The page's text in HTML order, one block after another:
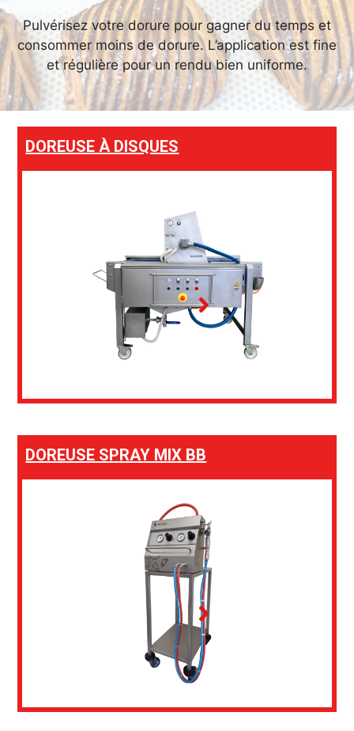
Pulvérisez votre dorure pour gagner du temps et
consommer moins de dorure. L’application est fine
et régulière pour un rendu bien uniforme.
DOREUSE À DISQUES
DOREUSE SPRAY MIX BB